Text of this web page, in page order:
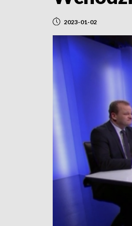
2023-01-02